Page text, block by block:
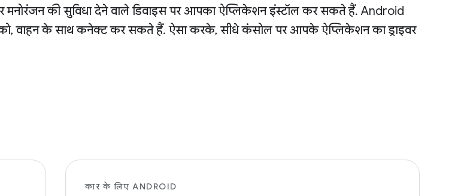
की सुविधा देने वाले डिवाइस पर आपका ऐप्लिकेशन इंस्टॉल कर सकते हैं. Android
वाहन के साथ कनेक्ट कर सकते हैं. ऐसा करके, सीधे कंसोल पर आपके ऐप्लिकेशन का ड्राइवर
कार के लिए ANDROID